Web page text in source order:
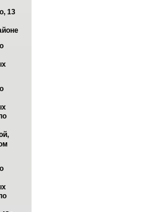
13